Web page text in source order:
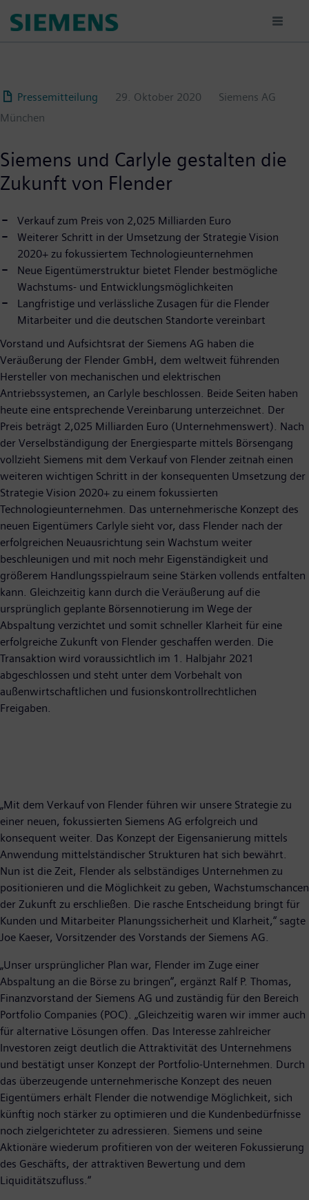
para
Pressemitteilung
29. Oktober 2020
Siemens AG
München
Siemens und Carlyle gestalten die
Zukunft von Flender
Verkauf zum Preis von 2,025 Milliarden Euro
Weiterer Schritt in der Umsetzung der Strategie Vision
2020+ zu fokussiertem Technologieunternehmen
Neue Eigentümerstruktur bietet Flender bestmögliche
Wachstums- und Entwicklungsmöglichkeiten
Langfristige und verlässliche Zusagen für die Flender
Mitarbeiter und die deutschen Standorte vereinbart
Vorstand und Aufsichtsrat der Siemens AG haben die
Veräußerung der Flender GmbH, dem weltweit führenden
Hersteller von mechanischen und elektrischen
Antriebssystemen, an Carlyle beschlossen. Beide Seiten haben
heute eine entsprechende Vereinbarung unterzeichnet. Der
Preis beträgt 2,025 Milliarden Euro (Unternehmenswert). Nach
der Verselbständigung der Energiesparte mittels Börsengang
vollzieht Siemens mit dem Verkauf von Flender zeitnah einen
weiteren wichtigen Schritt in der konsequenten Umsetzung der
Strategie Vision 2020+ zu einem fokussierten
Technologieunternehmen. Das unternehmerische Konzept des
neuen Eigentümers Carlyle sieht vor, dass Flender nach der
erfolgreichen Neuausrichtung sein Wachstum weiter
beschleunigen und mit noch mehr Eigenständigkeit und
größerem Handlungsspielraum seine Stärken vollends entfalten
kann. Gleichzeitig kann durch die Veräußerung auf die
ursprünglich geplante Börsennotierung im Wege der
Abspaltung verzichtet und somit schneller Klarheit für eine
erfolgreiche Zukunft von Flender geschaffen werden. Die
Transaktion wird voraussichtlich im 1. Halbjahr 2021
abgeschlossen und steht unter dem Vorbehalt von
außenwirtschaftlichen und fusionskontrollrechtlichen
Freigaben.
„Mit dem Verkauf von Flender führen wir unsere Strategie zu
einer neuen, fokussierten Siemens AG erfolgreich und
konsequent weiter. Das Konzept der Eigensanierung mittels
Anwendung mittelständischer Strukturen hat sich bewährt.
Nun ist die Zeit, Flender als selbständiges Unternehmen zu
positionieren und die Möglichkeit zu geben, Wachstumschancen
der Zukunft zu erschließen. Die rasche Entscheidung bringt für
Kunden und Mitarbeiter Planungssicherheit und Klarheit,“ sagte
Joe Kaeser, Vorsitzender des Vorstands der Siemens AG.
„Unser ursprünglicher Plan war, Flender im Zuge einer
Abspaltung an die Börse zu bringen“, ergänzt Ralf P. Thomas,
Finanzvorstand der Siemens AG und zuständig für den Bereich
Portfolio Companies (POC). „Gleichzeitig waren wir immer auch
für alternative Lösungen offen. Das Interesse zahlreicher
Investoren zeigt deutlich die Attraktivität des Unternehmens
und bestätigt unser Konzept der Portfolio-Unternehmen. Durch
das überzeugende unternehmerische Konzept des neuen
Eigentümers erhält Flender die notwendige Möglichkeit, sich
künftig noch stärker zu optimieren und die Kundenbedürfnisse
noch zielgerichteter zu adressieren. Siemens und seine
Aktionäre wiederum profitieren von der weiteren Fokussierung
des Geschäfts, der attraktiven Bewertung und dem
Liquiditätszufluss.“